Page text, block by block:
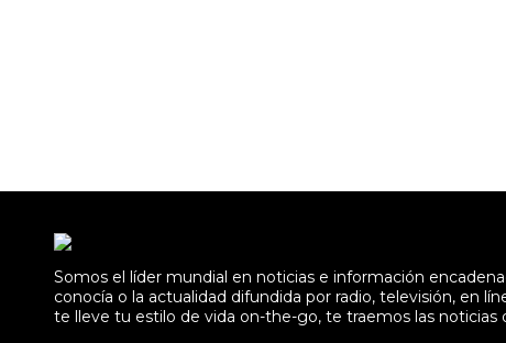
Somos el líder mundial en noticias e información
conocía o la actualidad difundida por radio, televisión, en
te lleve tu estilo de vida on-the-go, te traemos las noticias